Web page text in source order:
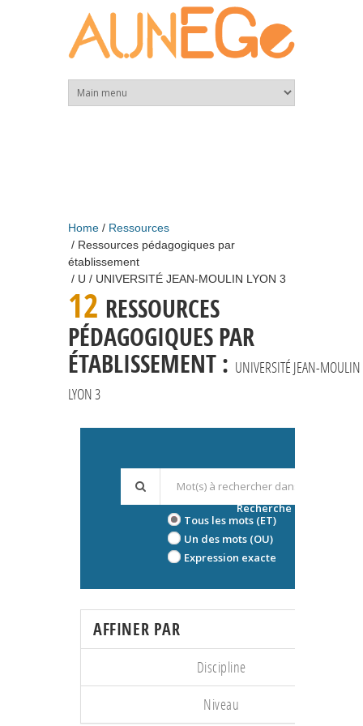
Home
Ressources
Ressources pédagogiques par
établissement
U
UNIVERSITÉ JEAN-MOULIN LYON 3
12 RESSOURCES
PÉDAGOGIQUES PAR
ÉTABLISSEMENT : UNIVERSITÉ JEAN-MOULIN
LYON 3
Tous les mots (ET)
Un des mots (OU)
Expression exacte
Recherche avancée
AFFINER PAR
Discipline
Niveau